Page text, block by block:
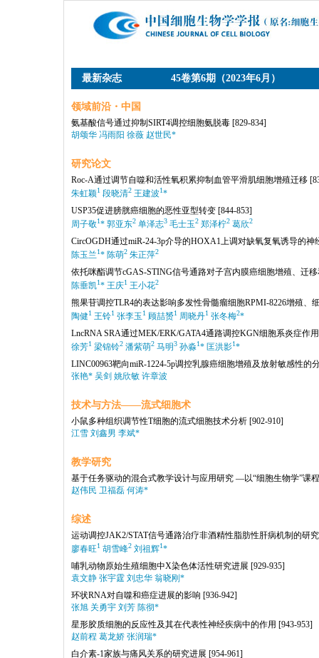
最新杂志 45卷第6期（2023年6月）
领域前沿・中国
氨基酸信号通过抑制SIRT4调控细胞氨脱毒 [829-834]
胡颂华 冯雨阳 徐薇 赵世民*
研究论文
Roc-A通过调节自噬和活性氧积累抑制血管平滑肌细胞增殖迁移
朱虹颖1 段晓清2 王建波1*
USP35促进膀胱癌细胞的恶性亚型转变 [844-853]
周子敬1* 郭亚东2 单泽志3 毛士玉2 郑泽柠2 葛欣2
CircOGDH通过miR-24-3p介导的HOXA1上调对缺氧复氧诱导的神
陈玉兰1* 陈萌2 朱正萍2
依托咪酯调节cGAS-STING信号通路对子宫内膜癌细胞增殖、迁
陈垂凯1* 王庆1 王小花2
熊果苷调控TLR4的表达影响多发性骨髓瘤细胞RPMI-8226增殖、
陶健1 王铃1 张李玉1 顾喆赟1 周晓丹1 张冬梅2*
LncRNA SRA通过MEK/ERK/GATA4通路调控KGN细胞系炎症作
徐芳1 梁锦铃2 潘紫萌2 马明3 孙淼1* 匡洪影1*
LINC00963靶向miR-1224-5p调控乳腺癌细胞增殖及放射敏感性的
张艳* 吴剑 姚欣敏 许章波
技术与方法——流式细胞术
小鼠多种组织调节性T细胞的流式细胞技术分析 [902-910]
江雪 刘鑫男 李斌*
教学研究
基于任务驱动的混合式教学设计与应用研究 —以“细胞生物学”课
赵伟民 卫福磊 何涛*
综述
运动调控JAK2/STAT信号通路治疗非酒精性脂肪性肝病机制的研
廖春旺1 胡雪峰2 刘祖辉1*
哺乳动物原始生殖细胞中X染色体活性研究进展 [929-935]
袁文静 张宇霆 刘忠华 翁晓刚*
环状RNA对自噬和癌症进展的影响 [936-942]
张旭 关勇宇 刘芳 陈彻*
星形胶质细胞的反应性及其在代表性神经疾病中的作用 [943-953]
赵前程 葛龙娇 张润瑞*
白介素-1家族与痛风关系的研究进展 [954-961]